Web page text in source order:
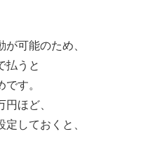
可能のため、
払うと
す。
ほど、
しておくと、